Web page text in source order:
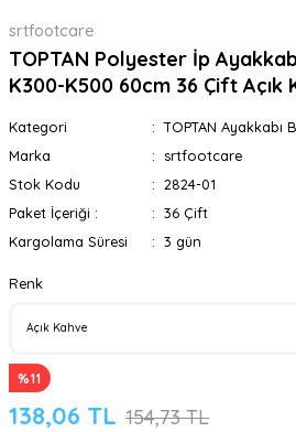
srtfootcare
TOPTAN Polyester İp
K300-K500 60cm 36 Çift Açık
Kategori
TOPTAN Ayakkabı
Marka
srtfootcare
Stok Kodu
2824-01
Paket İçeriği :
36 Çift
Kargolama Süresi
3 gün
Renk
%11
138,06 TL 154,73 TL